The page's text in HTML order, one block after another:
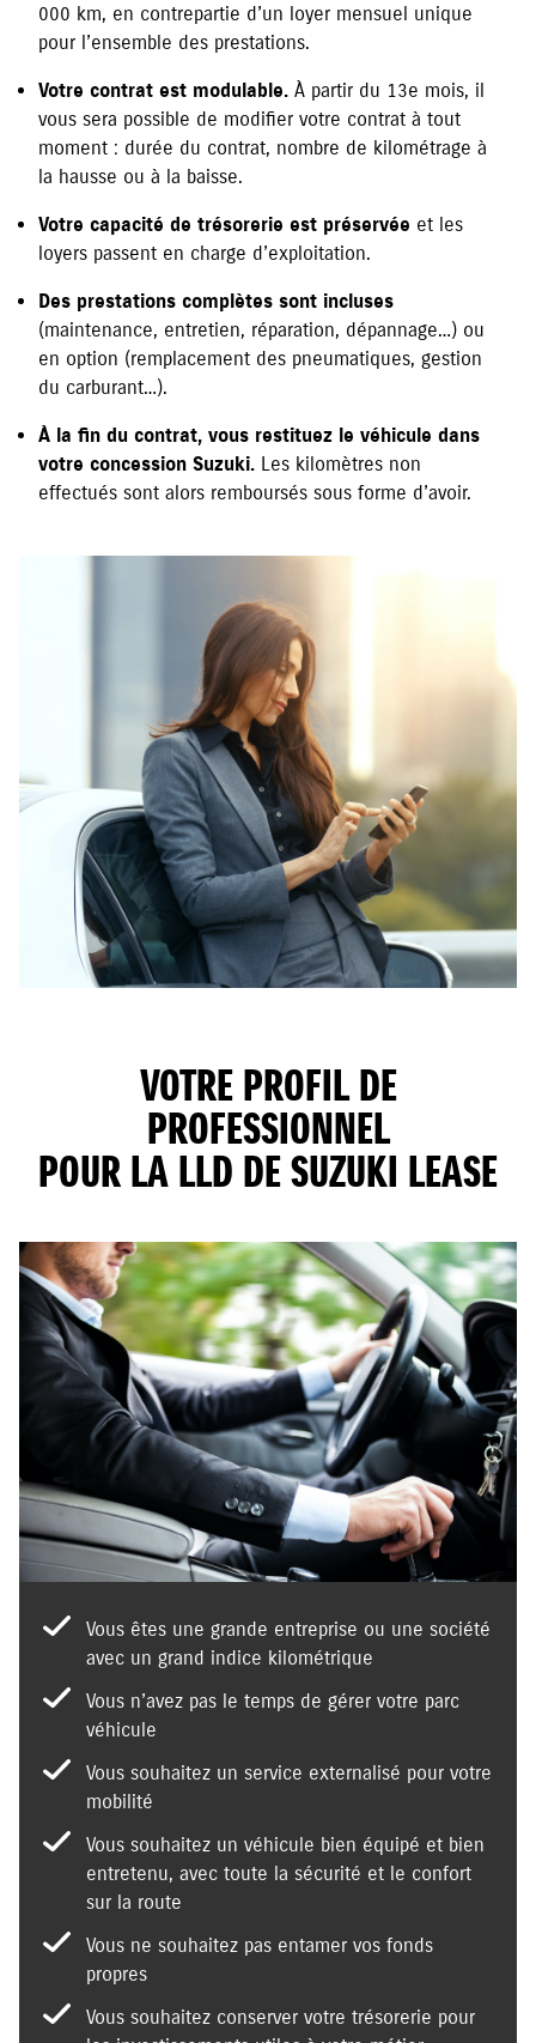
000 km, en contrepartie d’un loyer mensuel unique
pour l’ensemble des prestations.
Votre contrat est modulable. À partir du 13e mois, il
vous sera possible de modifier votre contrat à tout
moment : durée du contrat, nombre de kilométrage à
la hausse ou à la baisse.
Votre capacité de trésorerie est préservée et les
loyers passent en charge d’exploitation.
Des prestations complètes sont incluses
(maintenance, entretien, réparation, dépannage…) ou
en option (remplacement des pneumatiques, gestion
du carburant…).
À la fin du contrat, vous restituez le véhicule dans
votre concession Suzuki. Les kilomètres non
effectués sont alors remboursés sous forme d’avoir.
VOTRE PROFIL DE
PROFESSIONNEL
POUR LA LLD DE SUZUKI LEASE
Vous êtes une grande entreprise ou une société
avec un grand indice kilométrique
Vous n’avez pas le temps de gérer votre parc
véhicule
Vous souhaitez un service externalisé pour votre
mobilité
Vous souhaitez un véhicule bien équipé et bien
entretenu, avec toute la sécurité et le confort
sur la route
Vous ne souhaitez pas entamer vos fonds
propres
Vous souhaitez conserver votre trésorerie pour